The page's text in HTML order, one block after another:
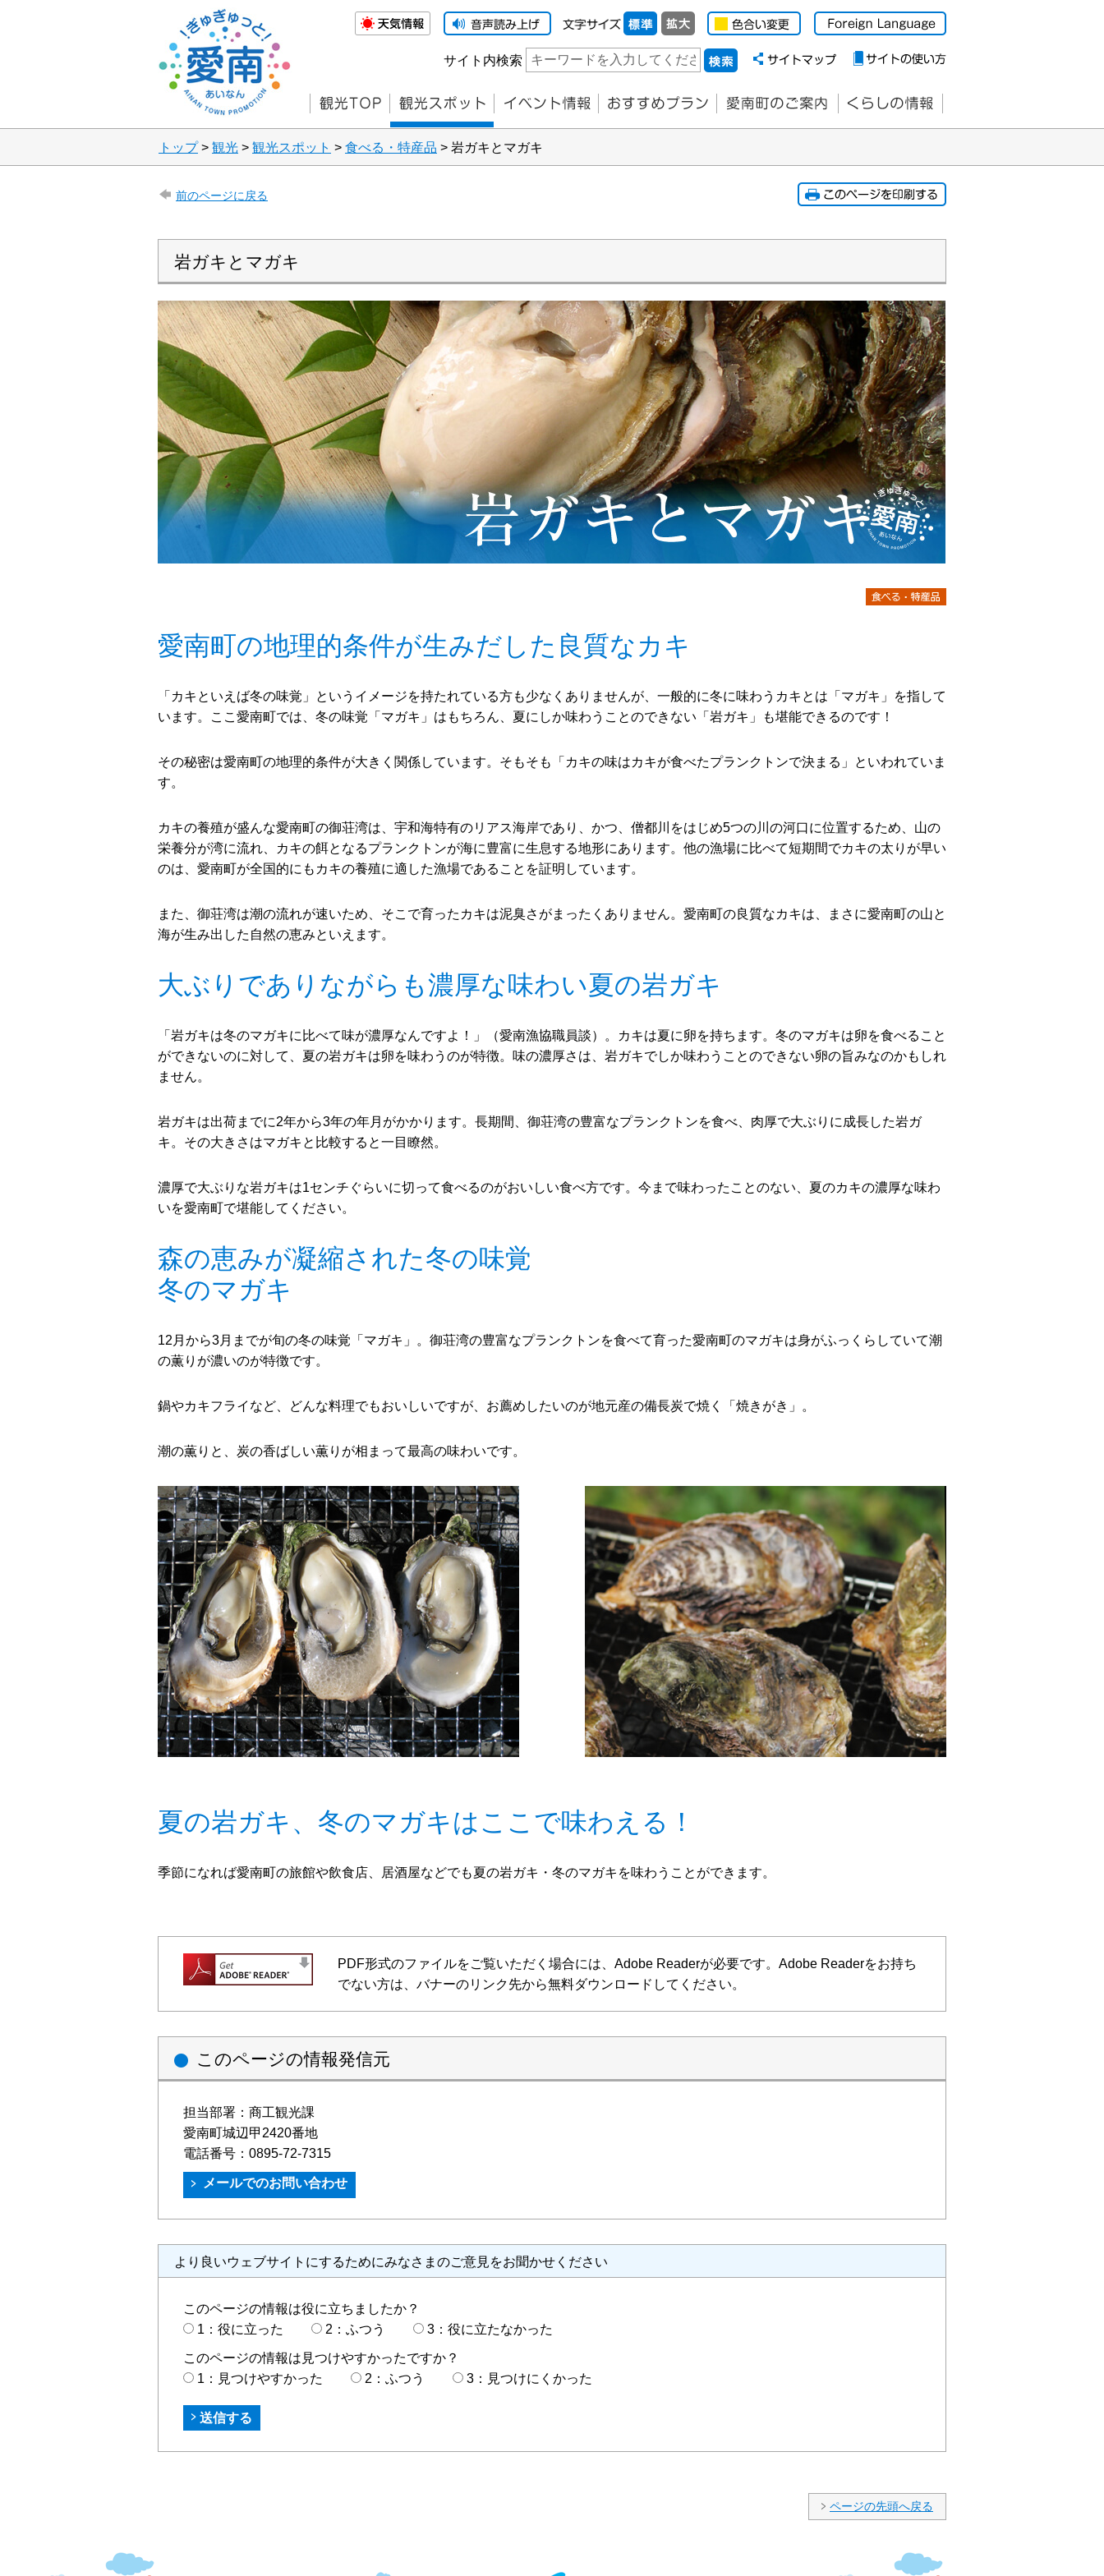
サイト内検索
トップ> 観光 > 観光スポット > 食べる・特産品 > 岩ガキとマガキ
前のページに戻る
岩ガキとマガキ
愛南町の地理的条件が生みだした良質なカキ
「カキといえば冬の味覚」というイメージを持たれている方も少なくありませんが、一般的に冬に味わうカキとは「マガキ」を指して
います。ここ愛南町では、冬の味覚「マガキ」はもちろん、夏にしか味わうことのできない「岩ガキ」も堪能できるのです！
その秘密は愛南町の地理的条件が大きく関係しています。そもそも「カキの味はカキが食べたプランクトンで決まる」といわれていま
す。
カキの養殖が盛んな愛南町の御荘湾は、宇和海特有のリアス海岸であり、かつ、僧都川をはじめ5つの川の河口に位置するため、山の
栄養分が湾に流れ、カキの餌となるプランクトンが海に豊富に生息する地形にあります。他の漁場に比べて短期間でカキの太りが早い
のは、愛南町が全国的にもカキの養殖に適した漁場であることを証明しています。
また、御荘湾は潮の流れが速いため、そこで育ったカキは泥臭さがまったくありません。愛南町の良質なカキは、まさに愛南町の山と
海が生み出した自然の恵みといえます。
大ぶりでありながらも濃厚な味わい夏の岩ガキ
「岩ガキは冬のマガキに比べて味が濃厚なんですよ！」（愛南漁協職員談）。カキは夏に卵を持ちます。冬のマガキは卵を食べること
ができないのに対して、夏の岩ガキは卵を味わうのが特徴。味の濃厚さは、岩ガキでしか味わうことのできない卵の旨みなのかもしれ
ません。
岩ガキは出荷までに2年から3年の年月がかかります。長期間、御荘湾の豊富なプランクトンを食べ、肉厚で大ぶりに成長した岩ガ
キ。その大きさはマガキと比較すると一目瞭然。
濃厚で大ぶりな岩ガキは1センチぐらいに切って食べるのがおいしい食べ方です。今まで味わったことのない、夏のカキの濃厚な味わ
いを愛南町で堪能してください。
森の恵みが凝縮された冬の味覚
冬のマガキ
12月から3月までが旬の冬の味覚「マガキ」。御荘湾の豊富なプランクトンを食べて育った愛南町のマガキは身がふっくらしていて潮
の薫りが濃いのが特徴です。
鍋やカキフライなど、どんな料理でもおいしいですが、お薦めしたいのが地元産の備長炭で焼く「焼きがき」。
潮の薫りと、炭の香ばしい薫りが相まって最高の味わいです。
夏の岩ガキ、冬のマガキはここで味わえる！
季節になれば愛南町の旅館や飲食店、居酒屋などでも夏の岩ガキ・冬のマガキを味わうことができます。
PDF形式のファイルをご覧いただく場合には、Adobe Readerが必要です。Adobe Readerをお持ち
でない方は、バナーのリンク先から無料ダウンロードしてください。
このページの情報発信元
担当部署： 商工観光課
愛南町城辺甲2420番地
電話番号： 0895-72-7315
より良いウェブサイトにするためにみなさまのご意見をお聞かせください
このページの情報は役に立ちましたか？
1：役に立った
2：ふつう 3：役に立たなかった
このページの情報は見つけやすかったですか？
1：見つけやすかった
2：ふつう 3：見つけにくかった
ページの先頭へ戻る